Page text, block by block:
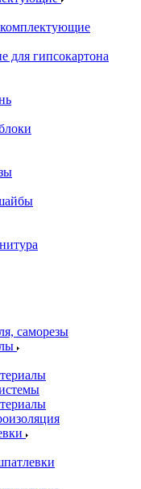
для гипсокартона
саморезы